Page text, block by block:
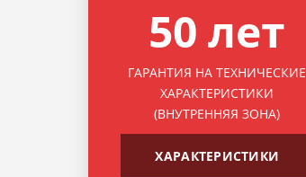
50 лет
ГАРАНТИЯ НА ТЕХНИЧЕСКИЕ
ХАРАКТЕРИСТИКИ
(ВНУТРЕННЯЯ ЗОНА)
ХАРАКТЕРИСТИКИ